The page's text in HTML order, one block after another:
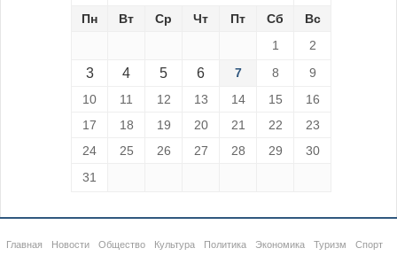
Пн Вт Ср Чт Пт Сб
Вс
1
2
3 4 5 6 7 8
9
10
11 12 13 14 15
16
17
18 19 20 21 22
23
24
25 26 27 28 29
30
31
Главная Новости Общество Культура Политика Экономика Туризм Спорт